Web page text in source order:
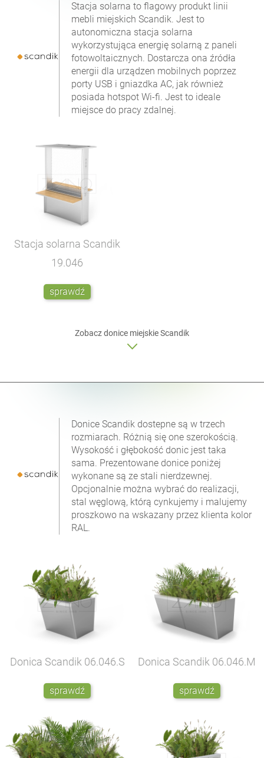
Stacja solarna to flagowy produkt linii
mebli miejskich Scandik. Jest to
autonomiczna stacja solarna
wykorzystująca energię solarną z paneli
fotowoltaicznych. Dostarcza ona źródła
energii dla urządzen mobilnych poprzez
porty USB i gniazdka AC, jak również
posiada hotspot Wi-fi. Jest to ideale
miejsce do pracy zdalnej.
Stacja solarna Scandik
19.046
sprawdź
Zobacz donice miejskie Scandik
Donice Scandik dostepne są w trzech
rozmiarach. Różnią się one szerokością.
Wysokość i głębokość donic jest taka
sama. Prezentowane donice poniżej
wykonane są ze stali nierdzewnej.
Opcjonalnie można wybrać do realizacji,
stal węglową, którą cynkujemy i malujemy
proszkowo na wskazany przez klienta kolor
RAL.
Donica Scandik 06.046.S
sprawdź
Donica Scandik 06.046.M
sprawdź